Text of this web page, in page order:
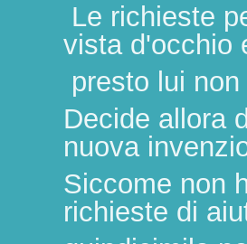
Le richieste
vista d'occhio
presto lui
Decide allora
nuova
Siccome non
richieste di